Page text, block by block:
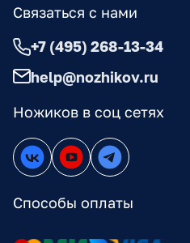
Ножиков в соц сетях
Способы оплаты
Связаться с нами
+7 (495) 268-13-34
help@nozhikov.ru